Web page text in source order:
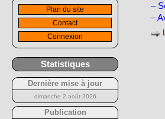
–
–
Plan du site
Contact
Connexion
Statistiques
Dernière mise à jour
dimanche 2 août 2026
Publication